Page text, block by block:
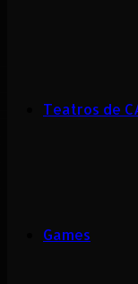
Teatros de
Games